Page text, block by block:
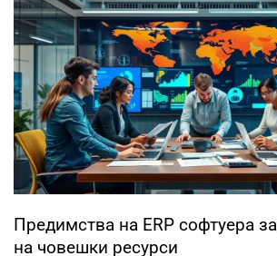
Предимства на ERP софтуера
на човешки ресурси